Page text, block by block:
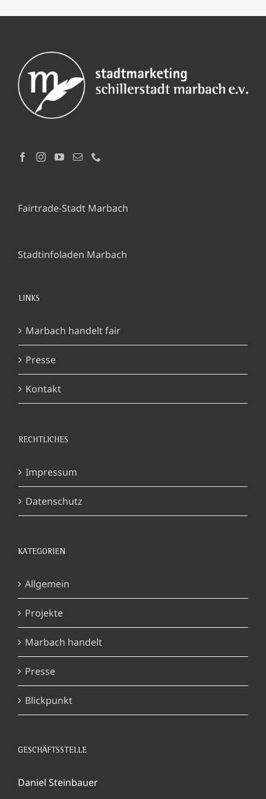
Fairtrade-Stadt Marbach
Stadtinfoladen Marbach
LINKS
Marbach handelt fair
Presse
Kontakt
RECHTLICHES
Impressum
Datenschutz
KATEGORIEN
Allgemein
Projekte
Marbach handelt
Presse
Blickpunkt
GESCHÄFTSSTELLE
Daniel Steinbauer